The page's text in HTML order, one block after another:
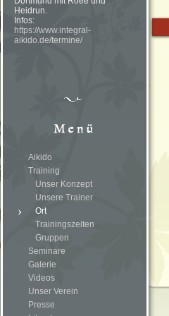
Heidrun.
Infos:
https://www.integral-
aikido.de/termine/
Aikido
Training
Unser Konzept
Unsere Trainer
Ort
Trainingszeiten
Gruppen
Seminare
Galerie
Videos
Unser Verein
Presse